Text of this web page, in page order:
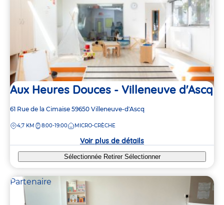
Aux Heures Douces - Villeneuve d'Ascq
Adresse
la
61 Rue de la Cimaise 59650 Villeneuve-d'Ascq
DISTANCE
4,7 KM 8:00-19:00 MICRO-CRÈCHE
Voir plus de détails
Sélectionnée Retirer Sélectionner
Partenaire